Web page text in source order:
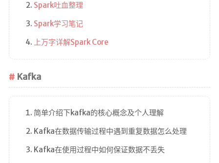
Spark吐血整理
Spark学习笔记
上万字详解Spark Core
Kafka
简单介绍下kafka的核心概念及个人理解
Kafka在数据传输过程中遇到重复数据怎么处理
Kafka在使用过程中如何保证数据不丢失